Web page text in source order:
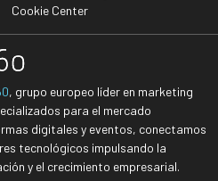
Cookie Center
, grupo europeo líder en marketing
para el mercado
digitales y eventos, conectamos
tecnológicos impulsando la
y el crecimiento empresarial.